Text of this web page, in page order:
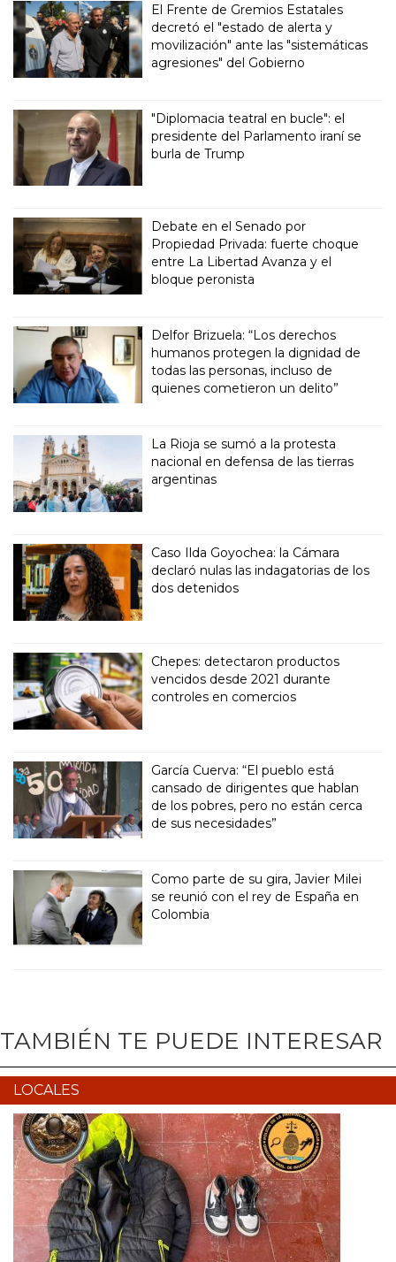
El Frente de Gremios Estatales
decretó el "estado de alerta y
movilización" ante las "sistemáticas
agresiones" del Gobierno
"Diplomacia teatral en bucle": el
presidente del Parlamento iraní se
burla de Trump
Debate en el Senado por
Propiedad Privada: fuerte choque
entre La Libertad Avanza y el
bloque peronista
Delfor Brizuela: “Los derechos
humanos protegen la dignidad de
todas las personas, incluso de
quienes cometieron un delito”
La Rioja se sumó a la protesta
nacional en defensa de las tierras
argentinas
Caso Ilda Goyochea: la Cámara
declaró nulas las indagatorias de los
dos detenidos
Chepes: detectaron productos
vencidos desde 2021 durante
controles en comercios
García Cuerva: “El pueblo está
cansado de dirigentes que hablan
de los pobres, pero no están cerca
de sus necesidades”
Como parte de su gira, Javier Milei
se reunió con el rey de España en
Colombia
TAMBIÉN TE PUEDE INTERESAR
LOCALES